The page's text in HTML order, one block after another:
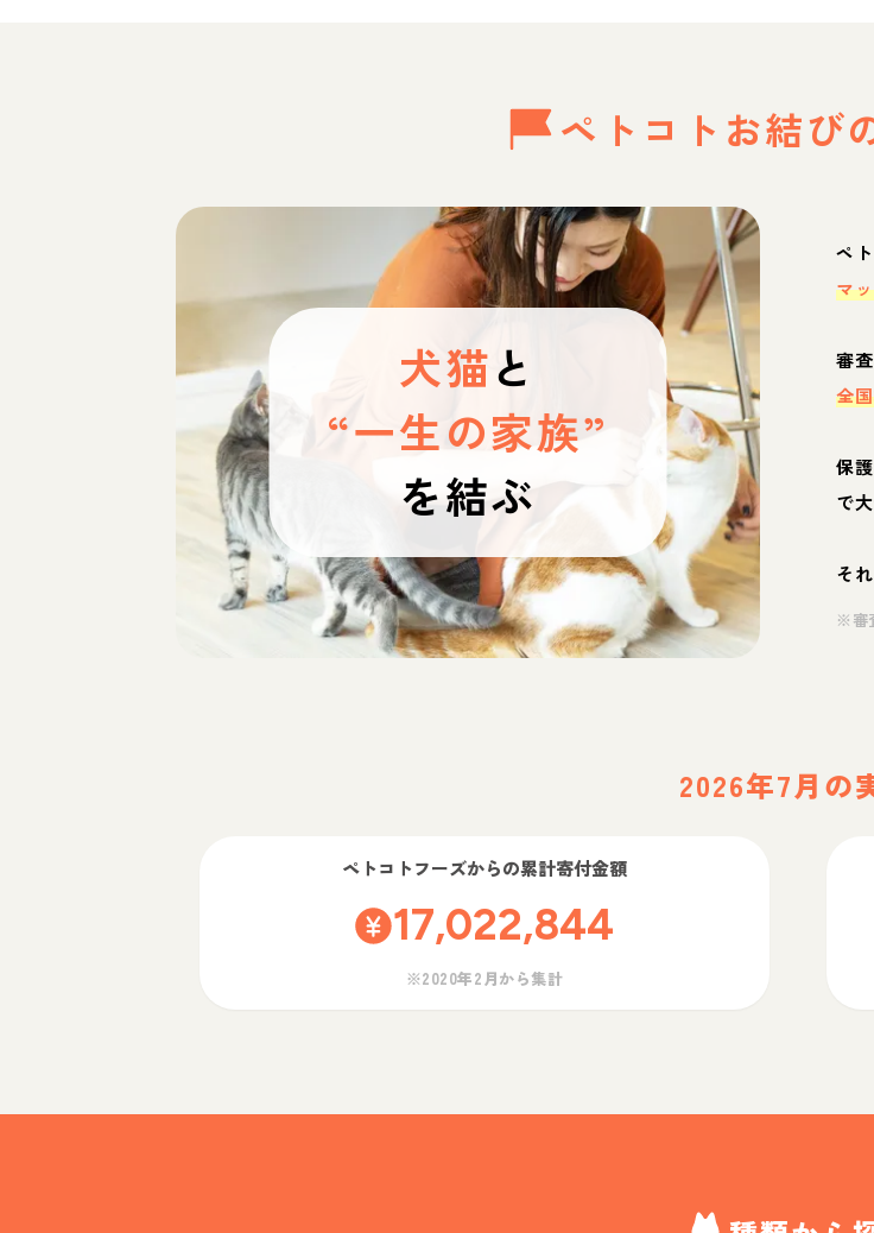
ペトコトお結び
犬猫と
“一生の家族”
を結ぶ
ペ
マ
審
全
保
で
そ
※審
2026年7月の
ペトコトフーズからの累計寄付金額
17,022,844
※2020年2月から集計